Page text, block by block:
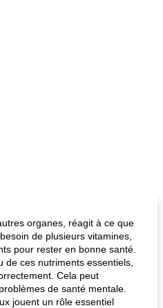
organes, réagit à ce que
de plusieurs vitamines,
pour rester en bonne santé.
de ces nutriments essentiels,
Cela peut
de santé mentale.
jouent un rôle essentiel